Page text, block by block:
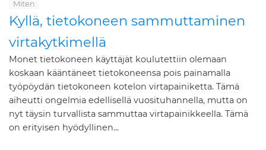
Miten
Kyllä, tietokoneen sammuttaminen
virtakytkimellä
Monet tietokoneen käyttäjät koulutettiin olemaan
koskaan kääntäneet tietokoneensa pois painamalla
työpöydän tietokoneen kotelon virtapainiketta. Tämä
aiheutti ongelmia edellisellä vuosituhannella, mutta on
nyt täysin turvallista sammuttaa virtapainikkeella. Tämä
on erityisen hyödyllinen...